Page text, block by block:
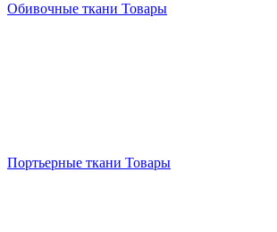
Обивочные ткани Товары
Портьерные ткани Товары